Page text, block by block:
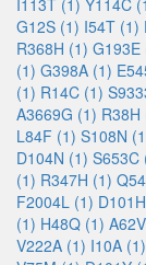
I113T (1) Y114C
G12S (1) I54T (1)
R368H (1) G193E
(1) G398A (1)
(1) R14C (1)
A3669G (1) R38H
L84F (1) S108N
D104N (1) S653C
(1) R347H (1)
F2004L (1)
(1) H48Q (1)
V222A (1) I10A (1)